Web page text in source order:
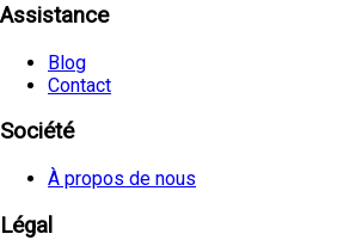
Assistance
Blog
Contact
Société
À propos de nous
Légal